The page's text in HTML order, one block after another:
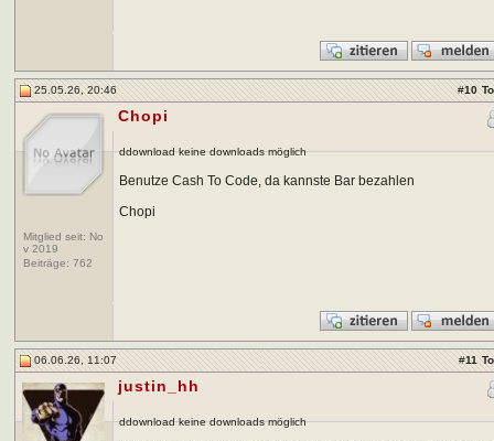
25.05.26, 20:46 #10
Mitglied seit: No
v 2019
Beiträge: 762
Chopi
ddownload keine downloads möglich
Benutze Cash To Code, da kannste Bar bezahlen
Chopi
06.06.26, 11:07 #11
justin_hh
ddownload keine downloads möglich